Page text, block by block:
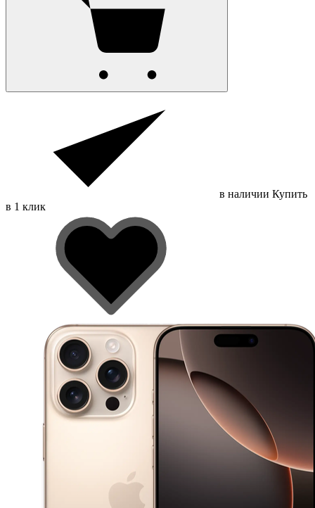
в наличии Купить
в 1 клик